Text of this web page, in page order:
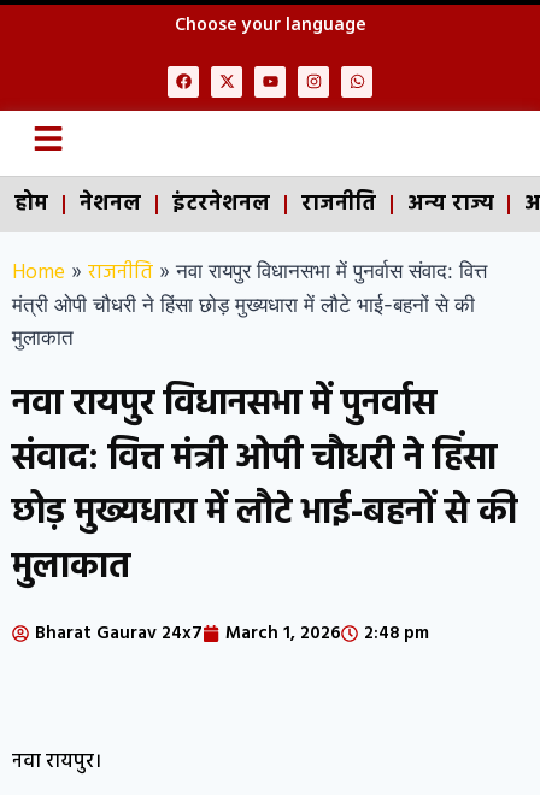
Choose your language
होम नेशनल इंटरनेशनल राजनीति अन्य राज्य
Home » राजनीति » नवा रायपुर विधानसभा में पुनर्वास संवाद: वित्त
मंत्री ओपी चौधरी ने हिंसा छोड़ मुख्यधारा में लौटे भाई-बहनों से की
मुलाकात
नवा रायपुर विधानसभा में पुनर्वास
संवाद: वित्त मंत्री ओपी चौधरी ने हिंसा
छोड़ मुख्यधारा में लौटे भाई-बहनों से की
मुलाकात
Bharat Gaurav 24x7 March 1, 2026 2:48 pm
नवा रायपुर।